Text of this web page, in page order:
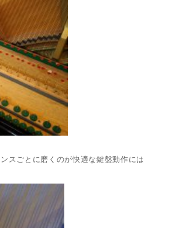
スごとに磨くのが快適な鍵盤動作には